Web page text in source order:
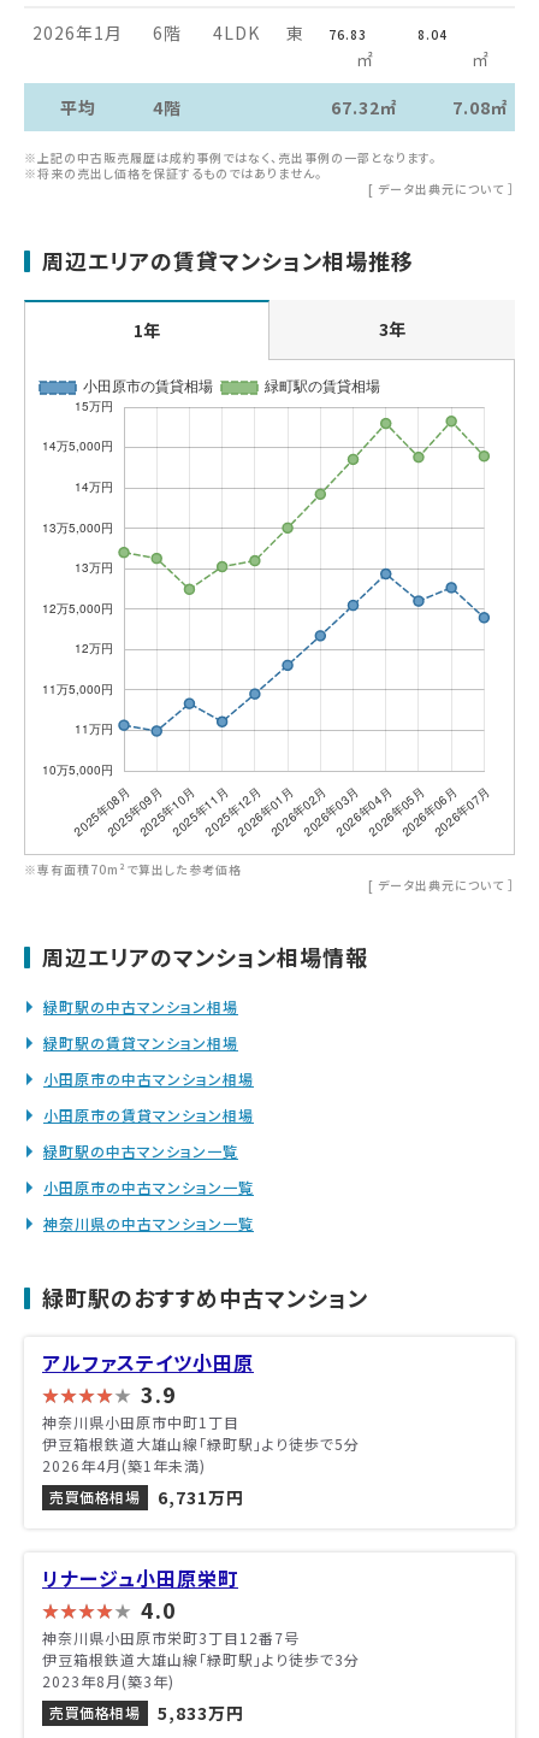
2026年1月 6階 4LDK 東 76.83
㎡
8.04
㎡
平均
4階 67.32㎡ 7.08㎡
※上記の中古販売履歴は成約事例ではなく、売出事例の一部となります。
※将来の売出し価格を保証するものではありません。
[ データ出典元について ］
周辺エリアの賃貸マンション相場推移
1年 3年
※専有面積70m²で算出した参考価格
[ データ出典元について ］
周辺エリアのマンション相場情報
緑町駅の中古マンション相場
緑町駅の賃貸マンション相場
小田原市の中古マンション相場
小田原市の賃貸マンション相場
緑町駅の中古マンション一覧
小田原市の中古マンション一覧
神奈川県の中古マンション一覧
緑町駅のおすすめ中古マンション
アルファステイツ小田原
3.9
神奈川県小田原市中町1丁目
伊豆箱根鉄道大雄山線「緑町駅」より徒歩で5分
2026年4月(築1年未満)
売買価格相場
6,731万円
リナージュ小田原栄町
4.0
神奈川県小田原市栄町3丁目12番7号
伊豆箱根鉄道大雄山線「緑町駅」より徒歩で3分
2023年8月(築3年)
売買価格相場
5,833万円